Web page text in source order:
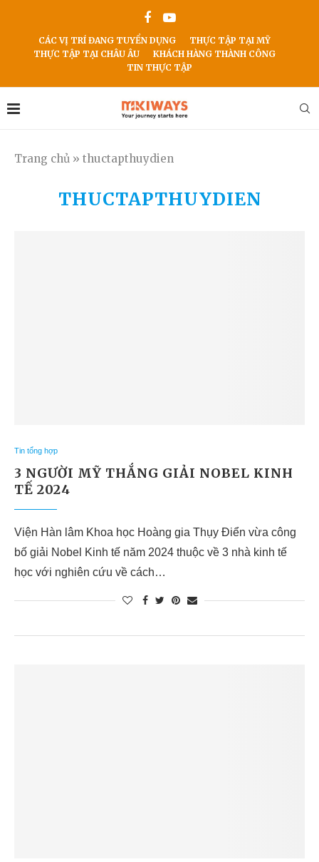
CÁC VỊ TRÍ ĐANG TUYỂN DỤNG
THỰC TẬP TẠI MỸ
THỰC TẬP TẠI CHÂU ÂU
KHÁCH HÀNG THÀNH CÔNG
TIN THỰC TẬP
Trang chủ » thuctapthuydien
THUCTAPTHUYDIEN
Tin tổng hợp
3 NGƯỜI MỸ THẮNG GIẢI NOBEL KINH
TẾ 2024
Viện Hàn lâm Khoa học Hoàng gia Thụy Điển vừa công
bố giải Nobel Kinh tế năm 2024 thuộc về 3 nhà kinh tế
học với nghiên cứu về cách…